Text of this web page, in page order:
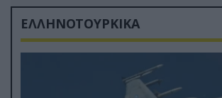
ΕΛΛΗΝΟΤΟΥΡΚΙΚΑ